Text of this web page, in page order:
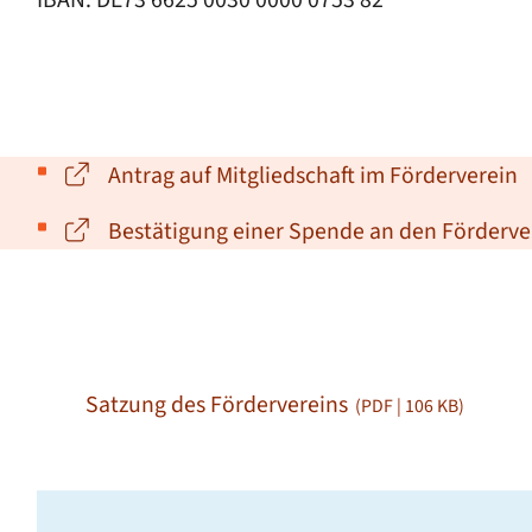
Antrag auf Mitgliedschaft im Förderverein
Bestätigung einer Spende an den
Satzung des Fördervereins (PDF | 106KB)